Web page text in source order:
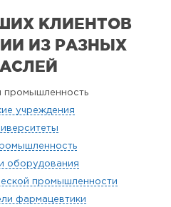
КЛИЕНТОВ
ИЗ РАЗНЫХ
учреждения
оборудования
промышленности
фармацевтики